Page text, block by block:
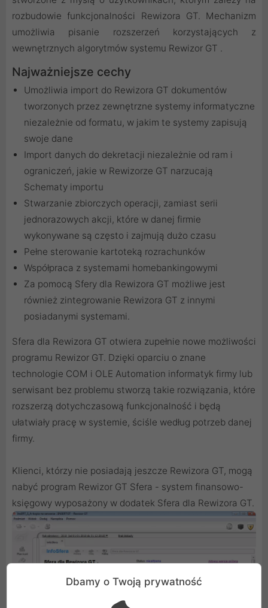
rozbudowie funkcjonalności Rewizora GT. Mechanizm
umożliwia pisanie rozszerzeń korzystających z
wewnętrznych algorytmów systemu Rewizor GT .
Najważniejsze cechy
Umożliwia import do Rewizora GT dokumentów
tworzonych przez zewnętrzne systemy informatyczne
niezależnie od formatu, w jakim te systemy zapisują
swoje dane
Import danych do dekretacji niezależnie od ram i
ograniczeń, jakie w Rewizorze GT narzucają
Schematy importu
Stwarzanie zbiorczych operacji, zamiast serii
jednorazowych akcji, które w danej firmie
wykonywane są często i zajmują dużo czasu
Pełne sterowanie kartoteką rozrachunków
Współpraca z systemami homebankingowymi
Za pomocą Sfery dla Rewizora GT możliwe jest
również zintegrowanie Rewizora GT z innymi
posiadanymi systemami.
Sfera dla Rewizora GT otwiera zupełnie nowe możliwości
programu Rewizor GT. Dzięki oparciu o znane
technologie COM i OLE Automation informatyk firmy lub
serwisant bez problemu stworzą takie rozwiązania, które
rozszerzą dotychczasową funkcjonalność i będą
ułatwiały pracę w systemie, ściśle według potrzeb danej
firmy.
Klienci, którzy nie posiadają jeszcze Rewizora GT, mogą
nabyć program Rewizor GT Sfera - system finansowo-
księgowy wyposażony w dodatek Sfera dla Rewizora GT.
Dbamy o Twoją prywatność